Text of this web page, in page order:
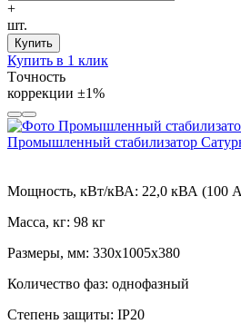
+
шт.
Купить
Купить в 1 клик
Tочность
коррекции ±1%
Промышленный стабилизатор
Мощность, кВт/кВА: 22,0 кВА (100
Масса, кг: 98 кг
Размеры, мм: 330х1005х380
Количество фаз: однофазный
Степень защиты: IP20